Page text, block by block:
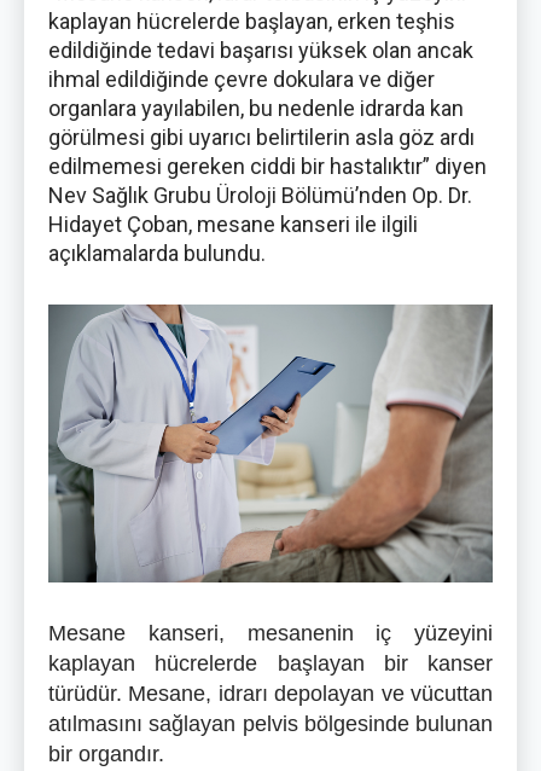
kaplayan hücrelerde başlayan, erken teşhis
edildiğinde tedavi başarısı yüksek olan ancak
ihmal edildiğinde çevre dokulara ve diğer
organlara yayılabilen, bu nedenle idrarda kan
görülmesi gibi uyarıcı belirtilerin asla göz ardı
edilmemesi gereken ciddi bir hastalıktır” diyen
Nev Sağlık Grubu Üroloji Bölümü’nden Op. Dr.
Hidayet Çoban, mesane kanseri ile ilgili
açıklamalarda bulundu.
Mesane kanseri, mesanenin iç yüzeyini
kaplayan hücrelerde başlayan bir kanser
türüdür. Mesane, idrarı depolayan ve vücuttan
atılmasını sağlayan pelvis bölgesinde bulunan
bir organdır.